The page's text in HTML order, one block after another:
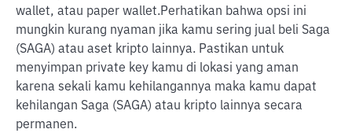
wallet, atau paper wallet.Perhatikan bahwa opsi ini
mungkin kurang nyaman jika kamu sering jual beli Saga
(SAGA) atau aset kripto lainnya. Pastikan untuk
menyimpan private key kamu di lokasi yang aman
karena sekali kamu kehilangannya maka kamu dapat
kehilangan Saga (SAGA) atau kripto lainnya secara
permanen.